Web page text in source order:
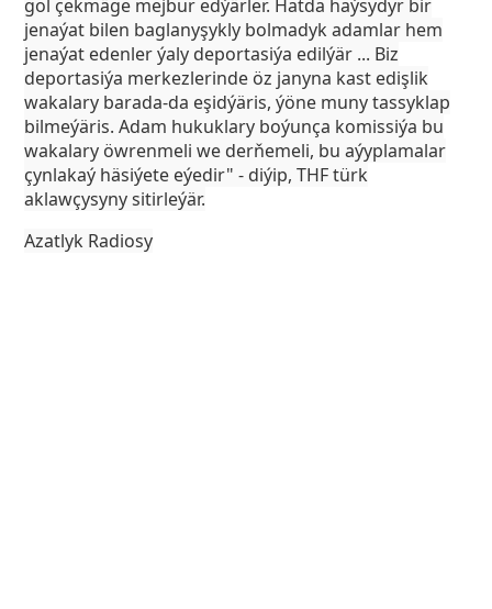
gol çekmäge mejbur edýärler. Hatda haýsydyr bir
jenaýat bilen baglanyşykly bolmadyk adamlar hem
jenaýat edenler ýaly deportasiýa edilýär ... Biz
deportasiýa merkezlerinde öz janyna kast edişlik
wakalary barada-da eşidýäris, ýöne muny tassyklap
bilmeýäris. Adam hukuklary boýunça komissiýa bu
wakalary öwrenmeli we derňemeli, bu aýyplamalar
çynlakaý häsiýete eýedir" - diýip, THF türk
aklawçysyny sitirleýär.
Azatlyk Radiosy